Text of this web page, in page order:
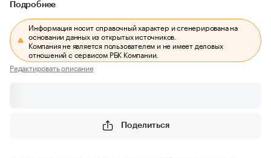
Подробнее
Информация носит справочный характер и сгенерирована на
основании данных из открытых источников.
Компания не является пользователем и не имеет деловых
отношений с сервисом РБК Компании.
Редактировать описание
Поделиться